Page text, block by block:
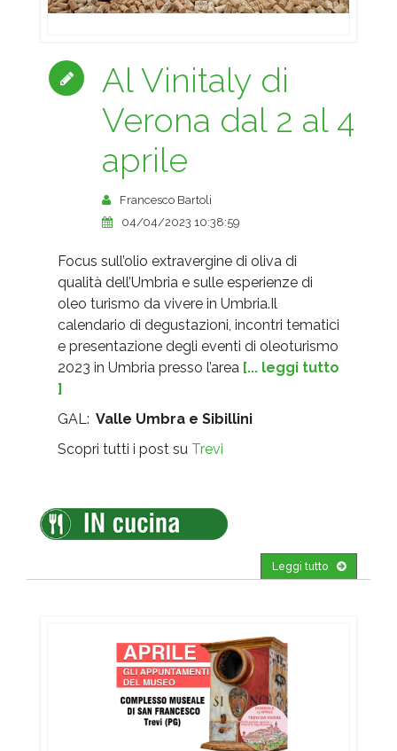
Al Vinitaly di
Verona dal 2 al 4
aprile
Francesco Bartoli
04/04/2023 10:38:59
Focus sull’olio extravergine di oliva di
qualità dell’Umbria e sulle esperienze di
oleo turismo da vivere in Umbria.Il
calendario di degustazioni, incontri tematici
e presentazione degli eventi di oleoturismo
2023 in Umbria presso l’area [... leggi tutto
]
GAL: Valle Umbra e Sibillini
Scopri tutti i post su Trevi
Leggi tutto